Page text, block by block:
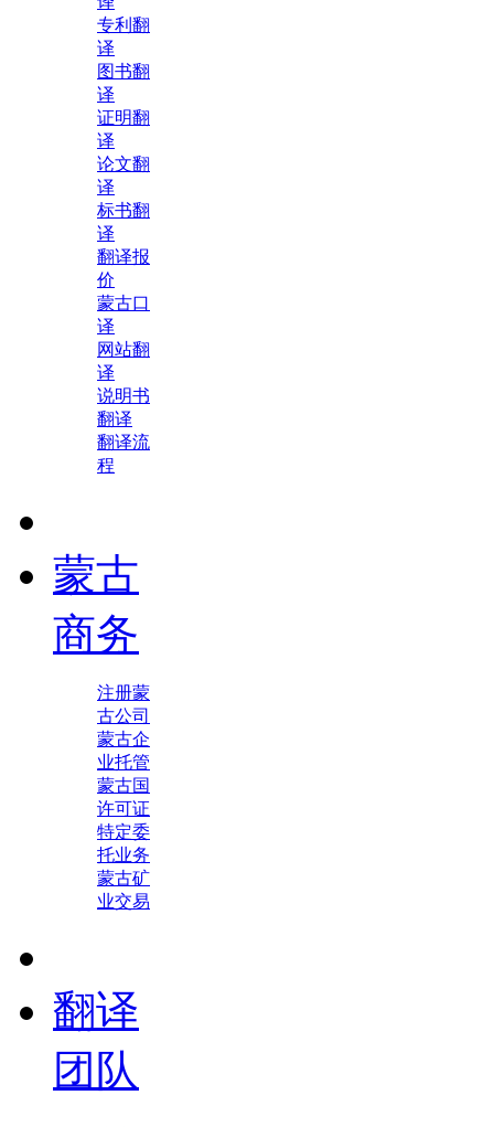
专利翻
译
图书翻
译
证明翻
译
论文翻
译
标书翻
译
翻译报
价
蒙古口
译
网站翻
译
说明书
翻译
翻译流
程
蒙古
商务
注册蒙
古公司
蒙古企
业托管
蒙古国
许可证
特定委
托业务
蒙古矿
业交易
翻译
团队